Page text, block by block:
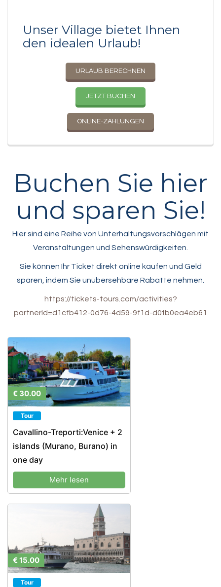
Unser Village bietet Ihnen
den idealen Urlaub!
URLAUB BERECHNEN
JETZT BUCHEN
ONLINE-ZAHLUNGEN
Buchen Sie hier
und sparen Sie!
Hier sind eine Reihe von Unterhaltungsvorschlägen mit
Veranstaltungen und Sehenswürdigkeiten.
Sie können Ihr Ticket direkt online kaufen und Geld
sparen, indem Sie unübersehbare Rabatte nehmen.
https://tickets-tours.com/activities?
partnerId=d1cfb412-0d76-4d59-9f1d-d0fb0ea4eb61
€ 30.00
Tour
Cavallino-Treporti:Venice + 2
islands (Murano, Burano) in
one day
Mehr lesen
€ 15.00
Tour